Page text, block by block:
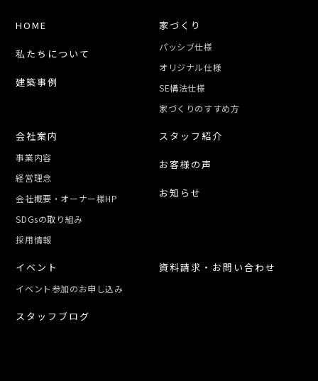
HOME
私たちについて
建築事例
家づくり
パッシブ仕様
オリジナル仕様
SE構法仕様
家づくりのすすめ方
会社案内
事業内容
経営理念
会社概要・オーナー様HP
SDGsの取り組み
採用情報
スタッフ紹介
お客様の声
お知らせ
イベント
イベント参加のお申し込み
スタッフブログ
資料請求・お問い合わせ